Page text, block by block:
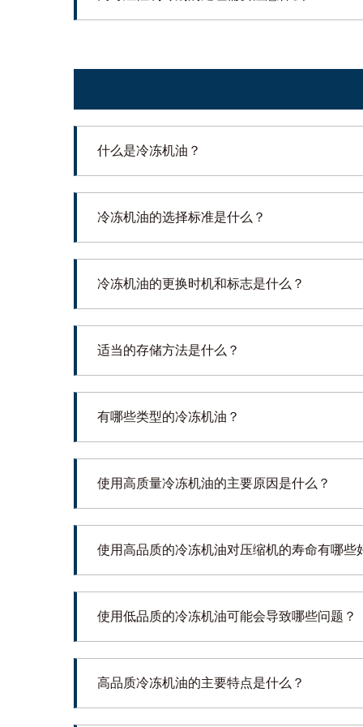
什么是冷冻机油？
冷冻机油的选择标准是什么？
冷冻机油的更换时机和标志是什么？
适当的存储方法是什么？
有哪些类型的冷冻机油？
使用高质量冷冻机油的主要原因是什么？
使用高品质的冷冻机油对压缩机的寿命有哪些
使用低品质的冷冻机油可能会导致哪些问题？
高品质冷冻机油的主要特点是什么？